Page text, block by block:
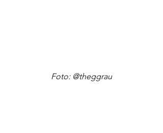
Foto: @theggrau